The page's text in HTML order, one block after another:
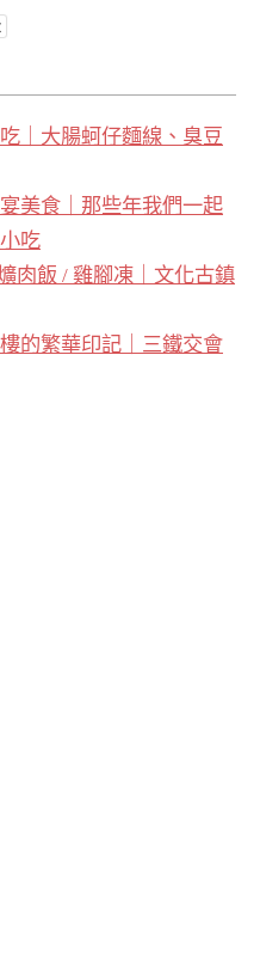
｜大腸蚵仔麵線、臭豆
美食｜那些年我們一起
吃
肉飯 / 雞腳凍｜文化古鎮
的繁華印記｜三鐵交會